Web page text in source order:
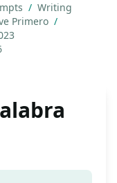
/ Writing
Primero /